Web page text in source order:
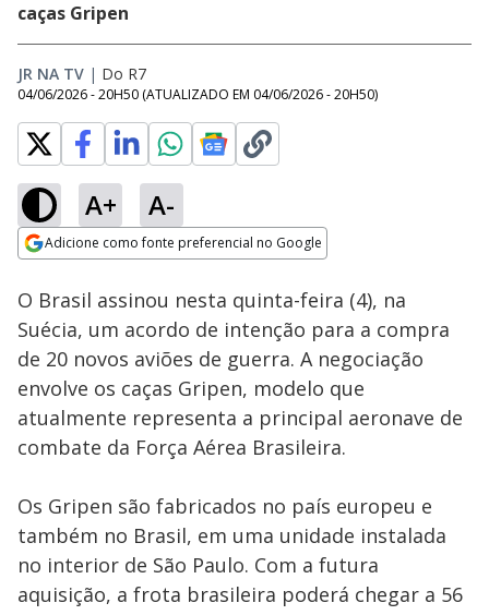
caças Gripen
JR NA TV | Do R7
04/06/2026 - 20H50 (ATUALIZADO EM 04/06/2026 - 20H50)
A+ A-
Adicione como fonte preferencial no Google
Ativar
100.00%
O Brasil assinou nesta quinta-feira (4), na
Suécia, um acordo de intenção para a compra
de 20 novos aviões de guerra. A negociação
envolve os caças Gripen, modelo que
atualmente representa a principal aeronave de
combate da Força Aérea Brasileira.
Os Gripen são fabricados no país europeu e
também no Brasil, em uma unidade instalada
no interior de São Paulo. Com a futura
aquisição, a frota brasileira poderá chegar a 56